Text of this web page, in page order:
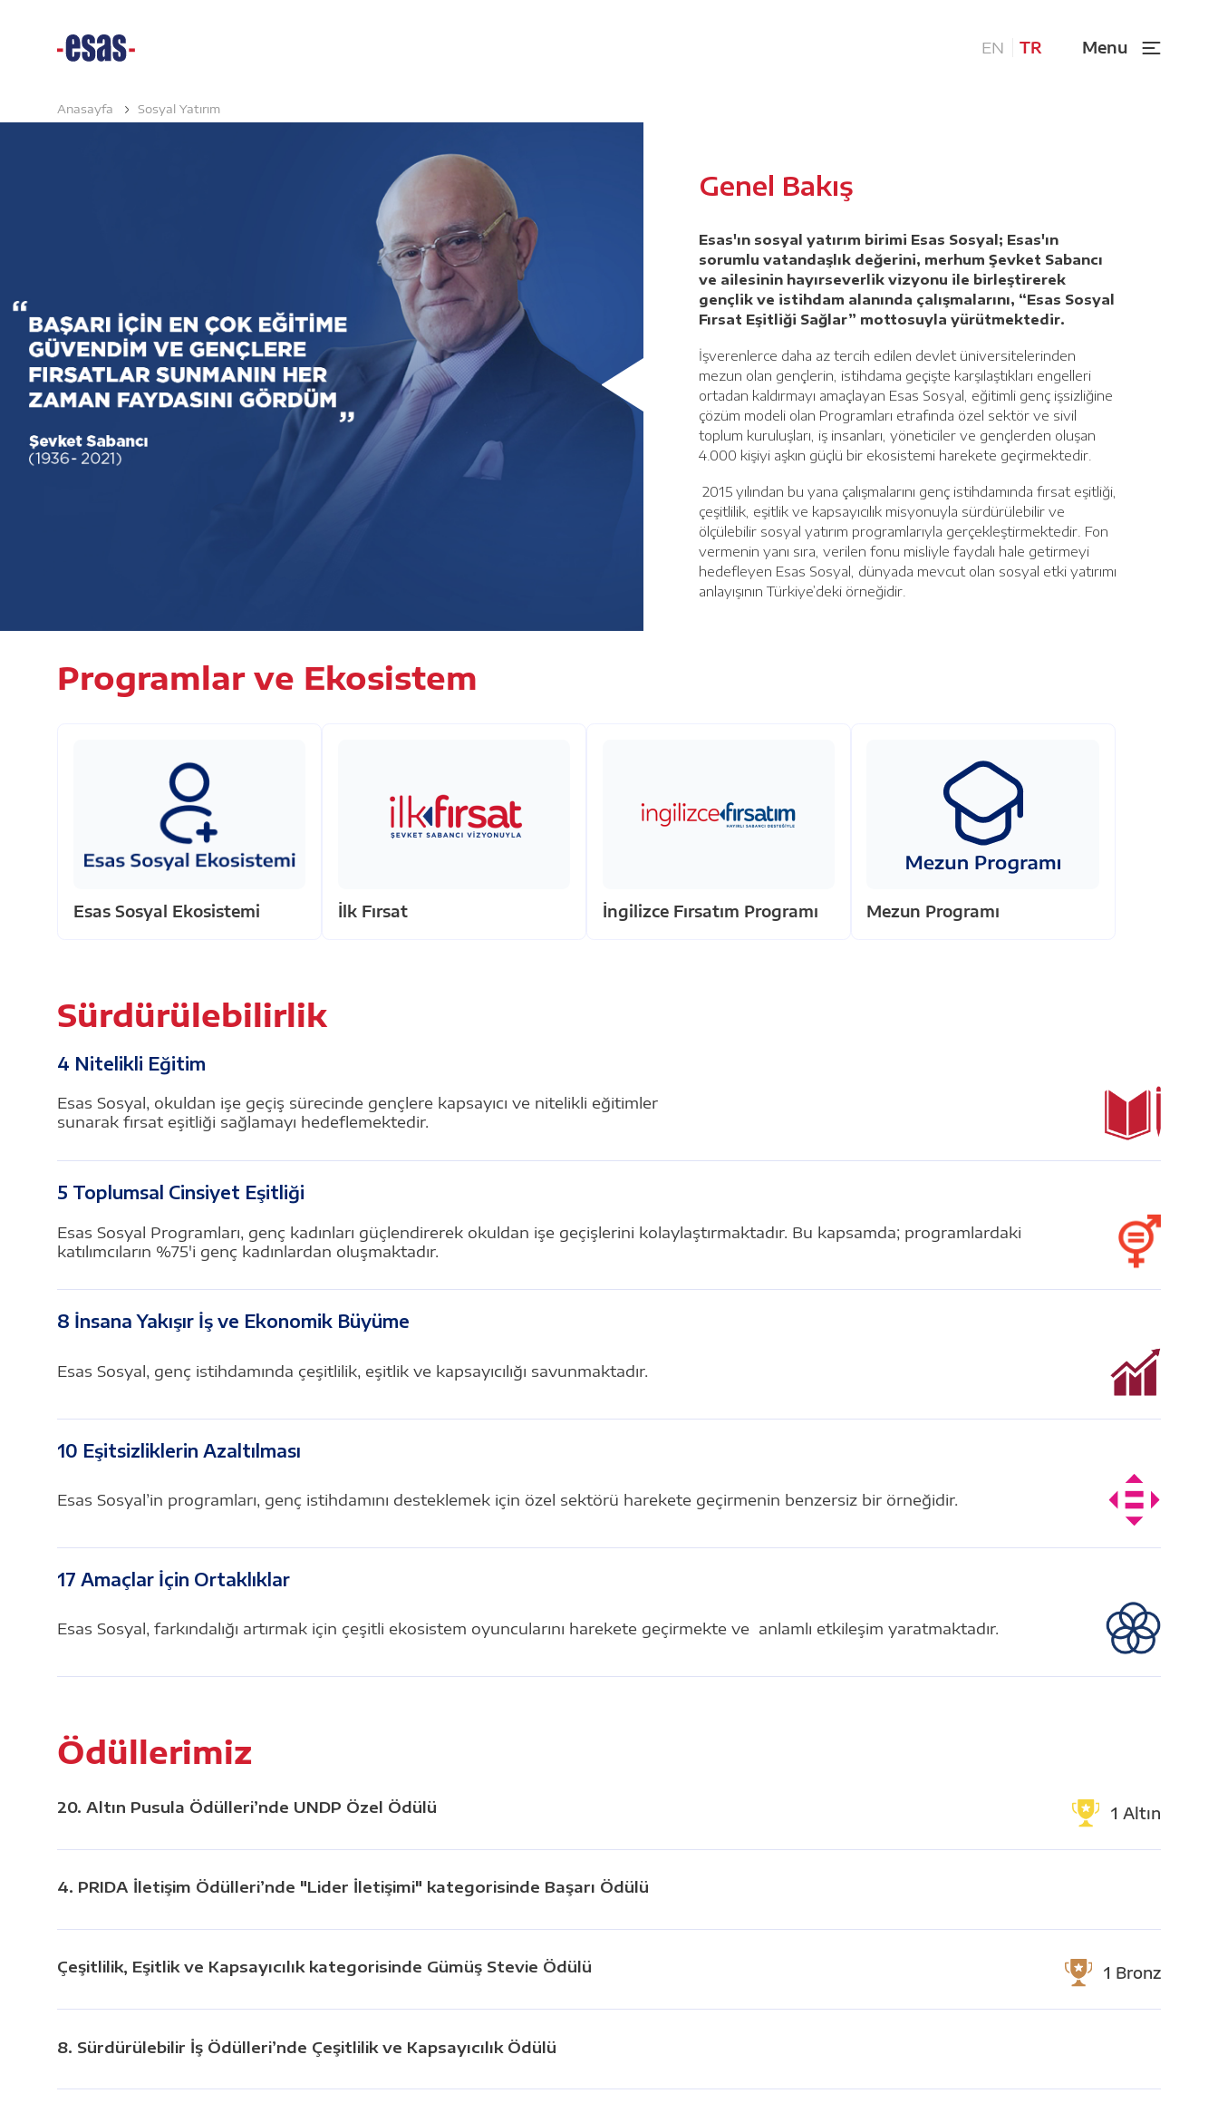
EN TR Menu
Anasayfa Sosyal Yatırım
Genel Bakış
Esas'ın sosyal yatırım birimi Esas Sosyal; Esas'ın
sorumlu vatandaşlık değerini, merhum Şevket Sabancı
ve ailesinin hayırseverlik vizyonu ile birleştirerek
gençlik ve istihdam alanında çalışmalarını, “Esas Sosyal
Fırsat Eşitliği Sağlar” mottosuyla yürütmektedir.
İşverenlerce daha az tercih edilen devlet üniversitelerinden
mezun olan gençlerin, istihdama geçişte karşılaştıkları engelleri
ortadan kaldırmayı amaçlayan Esas Sosyal, eğitimli genç işsizliğine
çözüm modeli olan Programları etrafında özel sektör ve sivil
toplum kuruluşları, iş insanları, yöneticiler ve gençlerden oluşan
4.000 kişiyi aşkın güçlü bir ekosistemi harekete geçirmektedir.
2015 yılından bu yana çalışmalarını genç istihdamında fırsat eşitliği,
çeşitlilik, eşitlik ve kapsayıcılık misyonuyla sürdürülebilir ve
ölçülebilir sosyal yatırım programlarıyla gerçekleştirmektedir. Fon
vermenin yanı sıra, verilen fonu misliyle faydalı hale getirmeyi
hedefleyen Esas Sosyal, dünyada mevcut olan sosyal etki yatırımı
anlayışının Türkiye’deki örneğidir.
Programlar ve Ekosistem
Esas Sosyal Ekosistemi İlk Fırsat İngilizce Fırsatım Programı Mezun Programı
Sürdürülebilirlik
4 Nitelikli Eğitim
Esas Sosyal, okuldan işe geçiş sürecinde gençlere kapsayıcı ve nitelikli eğitimler
sunarak fırsat eşitliği sağlamayı hedeflemektedir.
5 Toplumsal Cinsiyet Eşitliği
Esas Sosyal Programları, genç kadınları güçlendirerek okuldan işe geçişlerini kolaylaştırmaktadır. Bu kapsamda; programlardaki
katılımcıların %75'i genç kadınlardan oluşmaktadır.
8 İnsana Yakışır İş ve Ekonomik Büyüme
Esas Sosyal, genç istihdamında çeşitlilik, eşitlik ve kapsayıcılığı savunmaktadır.
10 Eşitsizliklerin Azaltılması
Esas Sosyal’in programları, genç istihdamını desteklemek için özel sektörü harekete geçirmenin benzersiz bir örneğidir.
17 Amaçlar İçin Ortaklıklar
Esas Sosyal, farkındalığı artırmak için çeşitli ekosistem oyuncularını harekete geçirmekte ve anlamlı etkileşim yaratmaktadır.
Ödüllerimiz
20. Altın Pusula Ödülleri’nde UNDP Özel Ödülü 1 Altın
4. PRIDA İletişim Ödülleri’nde "Lider İletişimi" kategorisinde Başarı Ödülü
Çeşitlilik, Eşitlik ve Kapsayıcılık kategorisinde Gümüş Stevie Ödülü 1 Bronz
8. Sürdürülebilir İş Ödülleri’nde Çeşitlilik ve Kapsayıcılık Ödülü